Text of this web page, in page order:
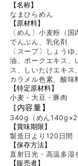
【名称】
なまひらめん
【原材料】
〔めん〕小麦粉（
でんぷん、乳化剤
〔スープ〕しょう
油、ポークエキス、
ス、しいたけエキス
カラメル色素、酸味
【特定原材料】
小麦・大豆・豚肉
【 内容量】
340g（めん
【賞味期限】
製造日より120 日間
【保存方法】
直射日光・高温多湿
【販売者】